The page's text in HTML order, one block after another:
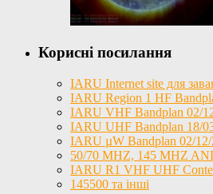
Корисні посилання
IARU Internet site для
IARU Region 1 HF
IARU VHF Bandplan 02/
IARU UHF Bandplan 18/
IARU µW Bandplan 02/12/
50/70 MHZ, 145 MHZ
IARU R1 VHF UHF
145500 та інші